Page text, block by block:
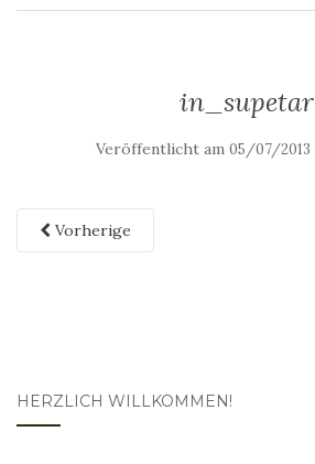
in_supetar
Veröffentlicht am 05/07/2013
Vorherige
HERZLICH WILLKOMMEN!